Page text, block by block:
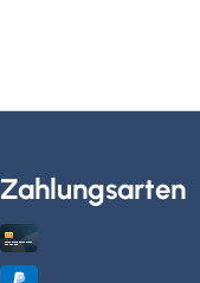
Zahlungsarten